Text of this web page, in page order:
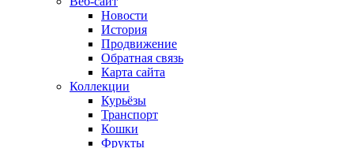
Новости
История
Продвижение
Обратная связь
Карта сайта
Коллекции
Курьёзы
Транспорт
Кошки
Фрукты